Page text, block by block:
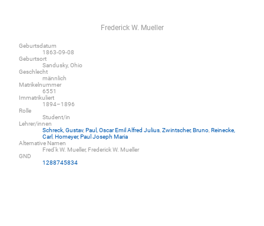
Frederick W. Mueller
Geburtsdatum
1863-09-08
Geburtsort
Sandusky, Ohio
Geschlecht
männlich
Matrikelnummer
6551
Immatrikuliert
1894–1896
Rolle
Student/in
Lehrer/innen
Schreck, Gustav, Paul, Oscar Emil Alfred Julius Zwintscher, Bruno Reinecke,
Carl Homeyer, Paul Joseph Maria
Alternative Namen
Fred'k W. Mueller, Frederick W. Mueller
GND
1288745834